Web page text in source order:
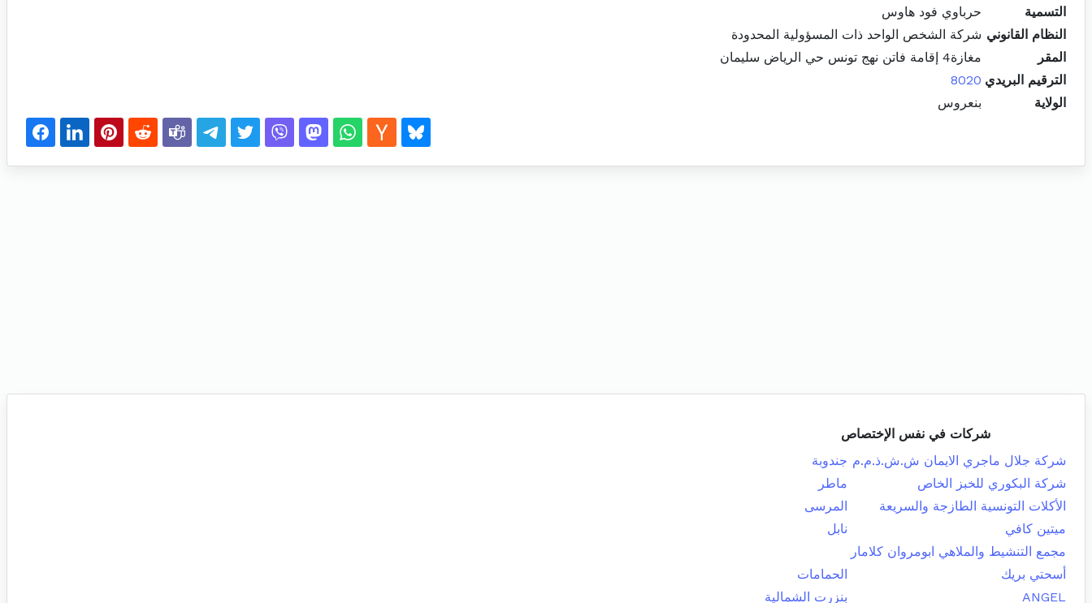
التسمية
حرباوي فود هاوس
النظام القانوني شركة الشخص الواحد ذات المسؤولية المحدودة
المقر
مغازة4 إقامة فاتن نهج تونس حي الرياض سليمان
الترقيم البريدي 8020
الولاية
بنعروس
شركات في نفس الإختصاص
شركة جلال ماجري الايمان ش.ش.ذ.م.م جندوبة
شركة البكوري للخبز الخاص
ماطر
الأكلات التونسية الطازجة والسريعة
المرسى
ميتين كافي
نابل
مجمع التنشيط والملاهي ابومروان كلامار
أسحتي بريك
الحمامات
ANGEL
بنزرت الشمالية